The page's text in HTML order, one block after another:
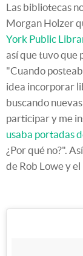
Las bibliotecas
Morgan Holzer
York Public
así que tuvo que
"Cuando
idea incorporar
buscando
participar y me
usaba portadas
¿Por qué no?".
de Rob Lowe y